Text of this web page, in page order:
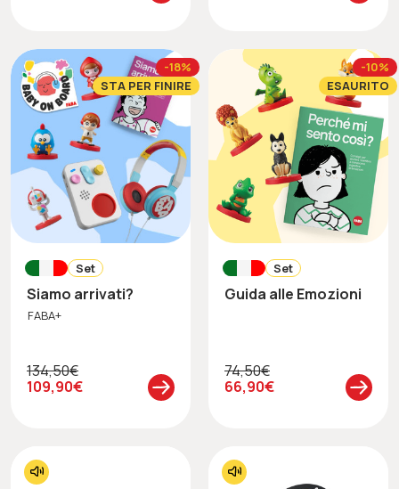
-18%
STA PER FINIRE
Set
Siamo arrivati?
FABA+
109,90€
134,50€
-10%
ESAURITO
Set
Guida alle Emozioni
66,90€
74,50€